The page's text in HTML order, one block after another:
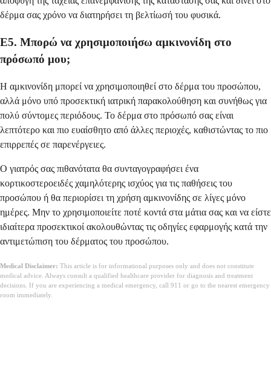
δέρμα σας χρόνο να διατηρήσει τη βελτίωσή του φυσικά.
Ε5. Μπορώ να χρησιμοποιήσω αμκινονίδη στο
πρόσωπό μου;
Η αμκινονίδη μπορεί να χρησιμοποιηθεί στο δέρμα του προσώπου,
αλλά μόνο υπό προσεκτική ιατρική παρακολούθηση και συνήθως για
πολύ σύντομες περιόδους. Το δέρμα στο πρόσωπό σας είναι
λεπτότερο και πιο ευαίσθητο από άλλες περιοχές, καθιστώντας το πιο
επιρρεπές σε παρενέργειες.
Ο γιατρός σας πιθανότατα θα συνταγογραφήσει ένα
κορτικοστεροειδές χαμηλότερης ισχύος για τις παθήσεις του
προσώπου ή θα περιορίσει τη χρήση αμκινονίδης σε λίγες μόνο
ημέρες. Μην το χρησιμοποιείτε ποτέ κοντά στα μάτια σας και να είστε
ιδιαίτερα προσεκτικοί ακολουθώντας τις οδηγίες εφαρμογής κατά την
αντιμετώπιση του δέρματος του προσώπου.
Medical Disclaimer: This article is for informational purposes only and does not constitute
medical advice. Always consult a qualified healthcare provider for diagnosis and treatment
decisions. If you are experiencing a medical emergency, call 911 or go to the nearest emergency
room immediately.